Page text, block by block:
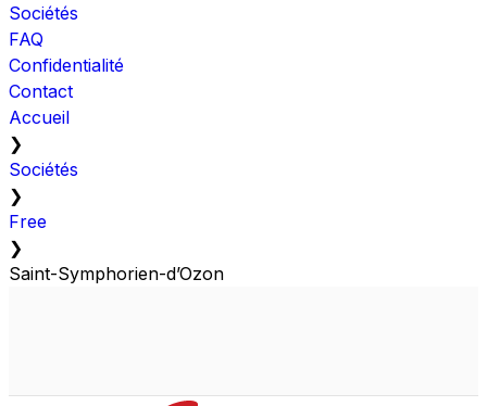
Sociétés
FAQ
Confidentialité
Contact
Accueil
❯
Sociétés
❯
Free
❯
Saint-Symphorien-d’Ozon